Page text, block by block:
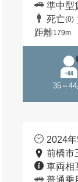
準中型
死亡(0)
距離179m
35～
2024
前橋市
車両相
普通乗